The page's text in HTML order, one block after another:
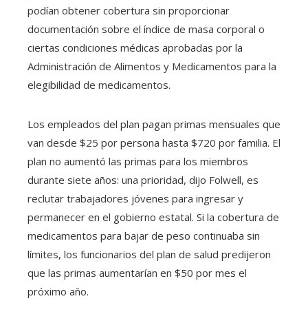
podían obtener cobertura sin proporcionar
documentación sobre el índice de masa corporal o
ciertas condiciones médicas aprobadas por la
Administración de Alimentos y Medicamentos para la
elegibilidad de medicamentos.
Los empleados del plan pagan primas mensuales que
van desde $25 por persona hasta $720 por familia. El
plan no aumentó las primas para los miembros
durante siete años: una prioridad, dijo Folwell, es
reclutar trabajadores jóvenes para ingresar y
permanecer en el gobierno estatal. Si la cobertura de
medicamentos para bajar de peso continuaba sin
límites, los funcionarios del plan de salud predijeron
que las primas aumentarían en $50 por mes el
próximo año.